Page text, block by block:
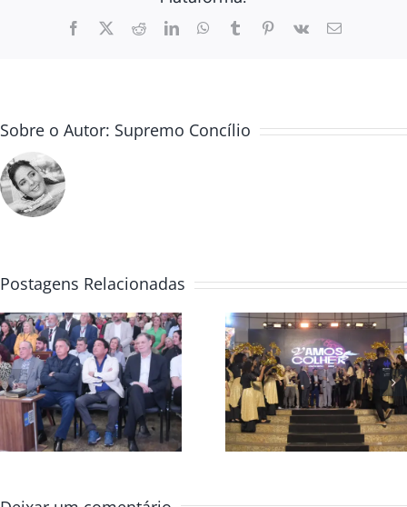
Facebook
X RedditLinkedInWhatsApp
TumblrPinterest
Vk
E-
Sobre o Autor: Supremo Concílio
Postagens Relacionadas
Convenção Global
2025 colheita e
avivamento
Casa da
abre
Global 2025